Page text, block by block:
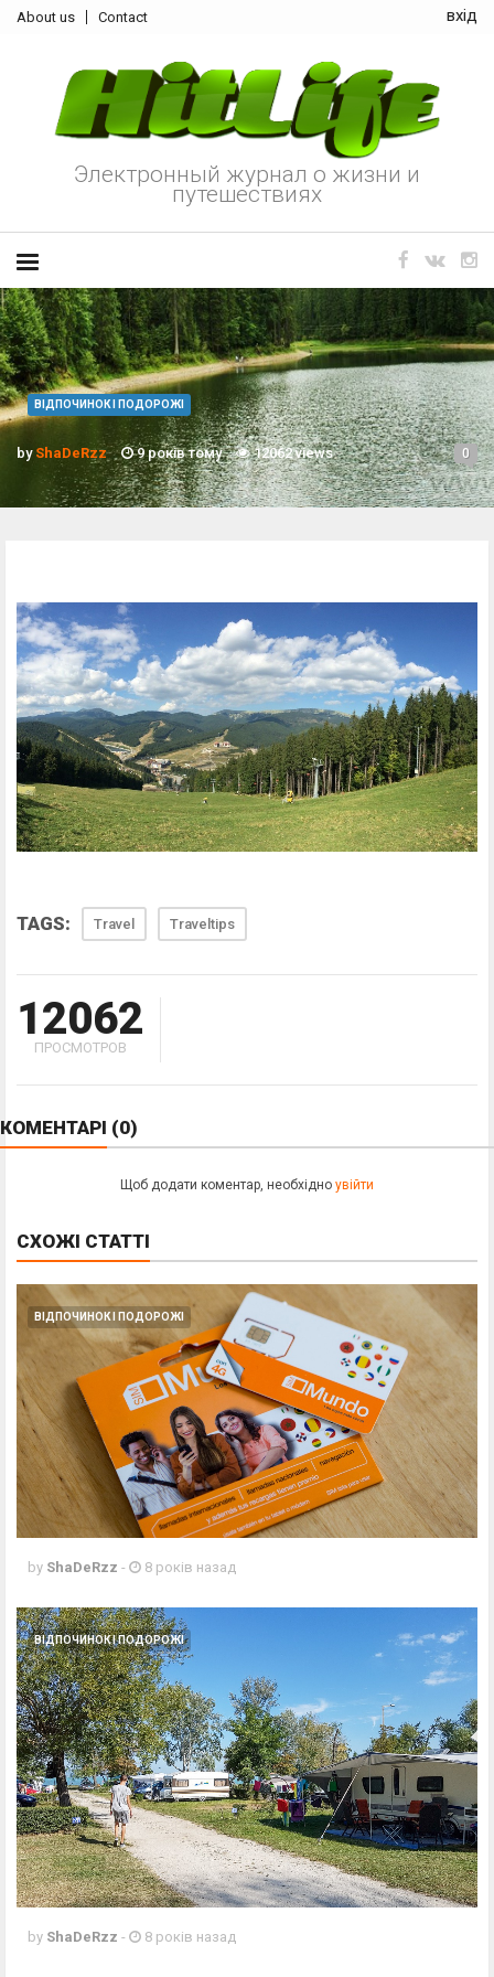
About us Contact вхід
Электронный журнал о жизни и
путешествиях
ВІДПОЧИНОК І ПОДОРОЖІ
by ShaDeRzz 9 років тому 12062 views 0
TAGS: Travel Traveltips
12062
ПРОСМОТРОВ
КОМЕНТАРІ (0)
Щоб додати коментар, необхідно увійти
СХОЖІ СТАТТІ
ВІДПОЧИНОК І ПОДОРОЖІ
by ShaDeRzz - 8 років назад
ВІДПОЧИНОК І ПОДОРОЖІ
by ShaDeRzz - 8 років назад